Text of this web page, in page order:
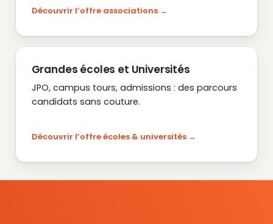
Découvrir l’offre associations
Grandes écoles et Universités
JPO, campus tours, admissions : des parcours
candidats sans couture.
Découvrir l’offre écoles & universités